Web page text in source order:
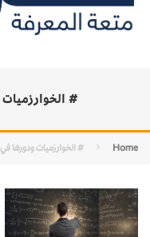
#
Home # الخوارزميات ودورها